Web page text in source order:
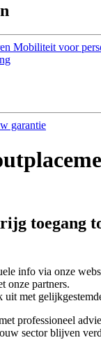
Mobiliteit voor
garantie
toegang
info via onze
onze partners.
uit met
professioneel
sector blijven